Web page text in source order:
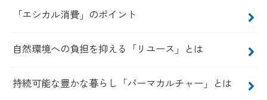
「エシカル消費」のポイント
自然環境への負担を抑える「リユース」とは
持続可能な豊かな暮らし「パーマカルチャー」とは